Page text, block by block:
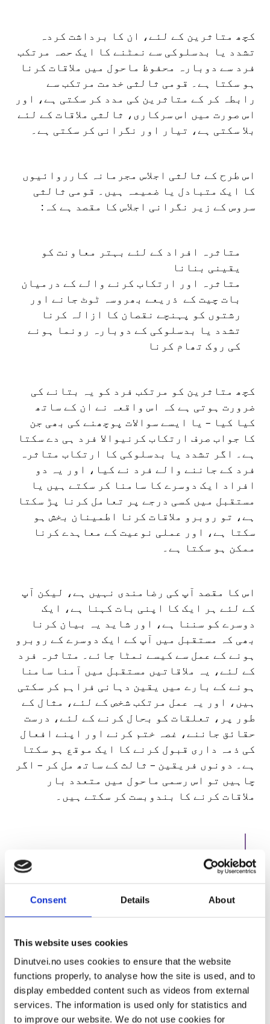
Consent Details About
This website uses cookies
Dinutvei.no uses cookies to ensure that the website
functions properly, to analyse how the site is used, and to
display embedded content such as videos from external
services. The information is used only for statistics and
to improve our website. We do not use cookies for
کچھ متاثرین کے لئے، ان کا برداشت کردہ
تشدد یا بدسلوکی سے نمٹنے کا ایک حصہ مرتکب
فرد سے دوبارہ محفوظ ماحول میں ملاقات کرنا
ہو سکتا ہے۔ قومی ثالثی خدمت مرتکب سے
رابطہ کر کے متاثرین کی مدد کر سکتی ہے، اور
اس صورت میں اس سرکاری، ثالثی ملاقات کے لئے
بلا سکتی ہے، تیار اور نگرانی کر سکتی ہے۔
اس طرح کے ثالثی اجلاس مجرمانہ کارروائیوں
کا ایک متبادل یا ضمیمہ ہیں۔ قومی ثالثی
سروس کے زیر نگرانی اجلاس کا مقصد ہے کہ:
متاثرہ افراد کے لئے بہتر معاونت کو
یقینی بنانا
متاثرہ اور ارتکاب کرنے والے کے درمیان
بات چیت کے ذریعے بھروسہ ٹوٹ جانے اور
رشتوں کو پہنچے نقصان کا ازالہ کرنا
تشدد یا بدسلوکی کے دوبارہ رونما ہونے
کی روک تھام کرنا
کچھ متاثرین کو مرتکب فرد کو یہ بتانے کی
ضرورت ہوتی ہے کہ اس واقعہ نے ان کے ساتھ
کیا کیا – یا ایسے سوالات پوچھنے کی بھی جن
کا جواب صرف ارتکاب کرنیوالا فرد ہی دے سکتا
ہے۔ اگر تشدد یا بدسلوکی کا ارتکاب متاثرہ
فرد کے جاننے والے فرد نے کیا، اور یہ دو
افراد ایک دوسرے کا سامنا کر سکتے ہیں یا
مستقبل میں کسی درجے پر تعامل کرنا پڑ سکتا
ہے، تو روبرو ملاقات کرنا اطمینان بخش ہو
سکتا ہے، اور عملی نوعیت کے معاہدے کرنا
ممکن ہو سکتا ہے۔
اس کا مقصد آپ کی رضامندی نہیں ہے، لیکن آپ
کے لئے ہر ایک کا اپنی بات کہنا ہے، ایک
دوسرے کو سننا ہے، اور شاید یہ بیان کرنا
بھی کہ مستقبل میں آپ کے ایک دوسرے کے روبرو
ہونے کے عمل سے کیسے نمٹا جائے۔ متاثرہ فرد
کے لئے، یہ ملاقاتیں مستقبل میں آمنا سامنا
ہونے کے بارے میں یقین دہانی فراہم کر سکتی
ہیں، اور یہ عمل مرتکب شخص کے لئے، مثال کے
طور پر، تعلقات کو بحال کرنے کے لئے، درست
حقائق جاننے، غصہ ختم کرنے اور اپنے افعال
کی ذمہ داری قبول کرنے کا ایک موقع ہو سکتا
ہے۔ دونوں فریقین – ثالث کے ساتھ مل کر – اگر
چاہیں تو اس رسمی ماحول میں متعدد بار
ملاقات کرنے کا بندوبست کر سکتے ہیں۔
“کچھ متاثرین کے لئے، ان کا
برداشت کردہ تشدد یا بدسلوکی سے
دوبارہ محفوظ ماحول میں ملاقات
بہت سارے معاملات کو پولیس قومی ثالثی خدمت
کے پاس بھیج دیتی ہے، لیکن آپ اپنی قریبی
ثالثی خدمت سے بھی ذاتی طور پر رابطہ کر